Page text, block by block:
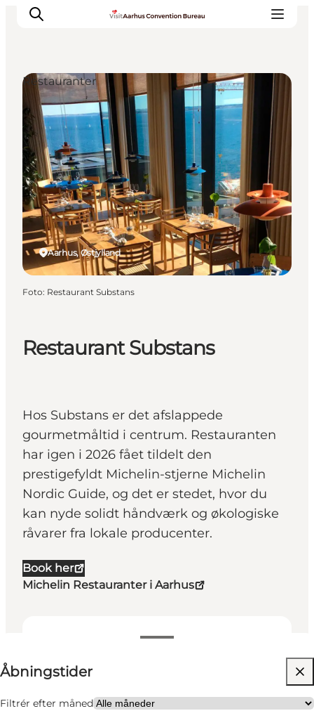
Hvorfor Aarhus
Planlæg
Vores service
Viden & Netværk
Kontakt
Restaurant Substans
Hos Substans er det afslappede
gourmetmåltid i centrum. Restauranten
har igen i 2026 fået tildelt den
prestigefyldt Michelin-stjerne Michelin
Nordic Guide, og det er stedet, hvor du
kan nyde solidt håndværk og økologiske
råvarer fra lokale producenter.
Book her
Michelin Restauranter i Aarhus
Åbningstider
Filtrér efter måned
⌘ Michelin
Besøg hjemmeside
Aarhus, Østjylland
Restauranter
Foto: Restaurant Substans